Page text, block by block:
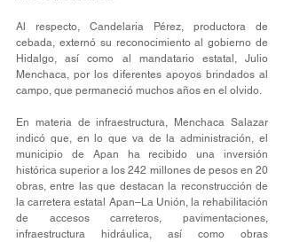
Al respecto, Candelaria Pérez, productora de
cebada, externó su reconocimiento al gobierno de
Hidalgo, así como al mandatario estatal, Julio
Menchaca, por los diferentes apoyos brindados al
campo, que permaneció muchos años en el olvido.
En materia de infraestructura, Menchaca Salazar
indicó que, en lo que va de la administración, el
municipio de Apan ha recibido una inversión
histórica superior a los 242 millones de pesos en 20
obras, entre las que destacan la reconstrucción de
la carretera estatal Apan–La Unión, la rehabilitación
de accesos carreteros, pavimentaciones,
infraestructura hidráulica, así como obras